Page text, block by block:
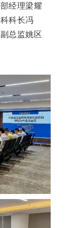
经理梁耀
科长冯
总监姚区